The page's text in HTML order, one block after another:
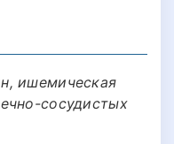
ишемическая
сосудистых